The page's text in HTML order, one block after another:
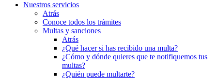
Nuestros servicios
Atrás
Conoce todos los trámites
Multas y sanciones
Atrás
¿Qué hacer si has recibido una multa?
¿Cómo y dónde quieres que te notifiquemos tus
multas?
¿Quién puede multarte?